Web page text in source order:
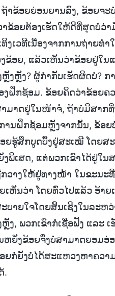
ຖ້າຂ້ອຍຍ່ອນຍານລົງ, ຂ້ອຍຈ
ຂ້ອຍຕ້ອງເຮັດໃຫ້ດີທີ່ສຸດບໍ່ວ່
ເວທີເນື່ອງຈາກການຖ່າຍທ
ຂ້ອຍ, ແລ້ວເຫັນວ່າຂ້ອຍຢູ່ໃນ
ຫຼັງຫຼັງ? ຜູ້ກຳກັບເຮັດຜິດບໍ?
ງຝຶກຊ້ອມ. ຂ້ອຍຄິດວ່າຂ້ອຍ
ມາດຢູ່ໃນໜ້າຈໍ, ຖ້າບໍ່ມີສາກ
ານຝຶກຊ້ອມຫຼັງຈາກນັ້ນ, ຂ້ອ
ຍຮູ້ສຶກບູດບຶ້ງຢູ່ສະເໝີ ໂດຍສ
ພິເສດ, ແຕ່ພວກເຂົາໄດ້ຢູ່ໃ
ວາງໃຫ້ຢູ່ທາງໜ້າ ໃນຂະນ
ຫັນວ່າ ໂດຍທົ່ວໄປແລ້ວ ອ້າ
ະບາຍໃຈໂດຍສິ້ນເຊີງໃນລະ
ງ, ພວກເຂົາກໍເຊື່ອຟັງ ແລະ
ຫຍັງຂ້ອຍຈຶ່ງບໍ່ສາມາດຍອມ
ຍກໍ່ຍັງບໍ່ໄດ້ສະແຫວງຫາຄວາ
.